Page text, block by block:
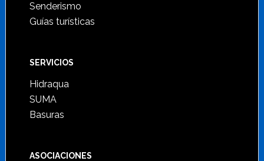
Senderismo
Guías turísticas
SERVICIOS
Hidraqua
SUMA
Basuras
ASOCIACIONES